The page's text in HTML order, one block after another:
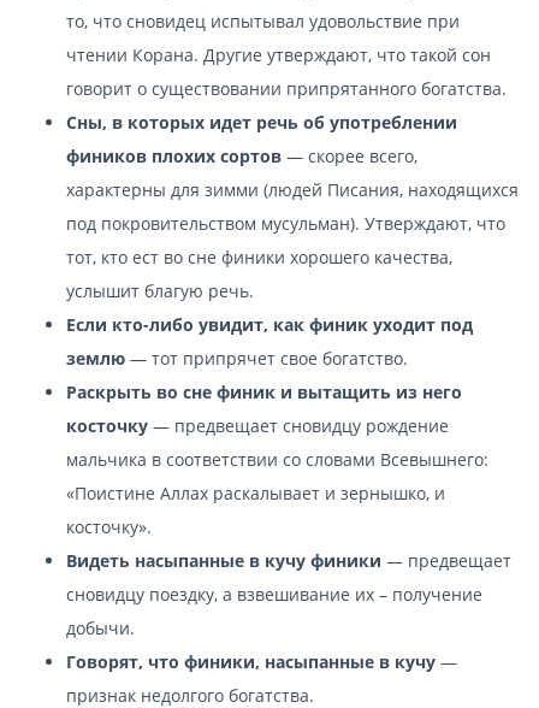
то, что сновидец испытывал удовольствие при
чтении Корана. Другие утверждают, что такой сон
говорит о существовании припрятанного богатства.
Сны, в которых идет речь об употреблении
фиников плохих сортов — скорее всего,
характерны для зимми (людей Писания, находящихся
под покровительством мусульман). Утверждают, что
тот, кто ест во сне финики хорошего качества,
услышит благую речь.
Если кто-либо увидит, как финик уходит под
землю — тот припрячет свое богатство.
Раскрыть во сне финик и вытащить из него
косточку — предвещает сновидцу рождение
мальчика в соответствии со словами Всевышнего:
«Поистине Аллах раскалывает и зернышко, и
косточку».
Видеть насыпанные в кучу финики — предвещает
сновидцу поездку, а взвешивание их – получение
добычи.
Говорят, что финики, насыпанные в кучу —
признак недолгого богатства.